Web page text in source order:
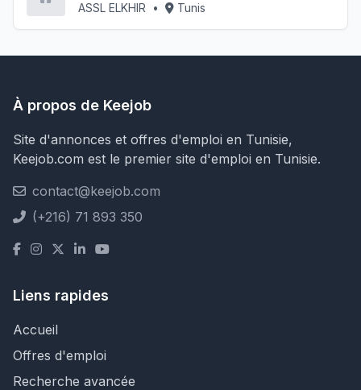
ASSL ELKHIR • Tunis
À propos de Keejob
Site d'annonces et offres d'emploi en Tunisie,
Keejob.com est le premier site d'emploi en Tunisie.
contact@keejob.com
(+216) 71 893 350
Liens rapides
Accueil
Offres d'emploi
Recherche avancée